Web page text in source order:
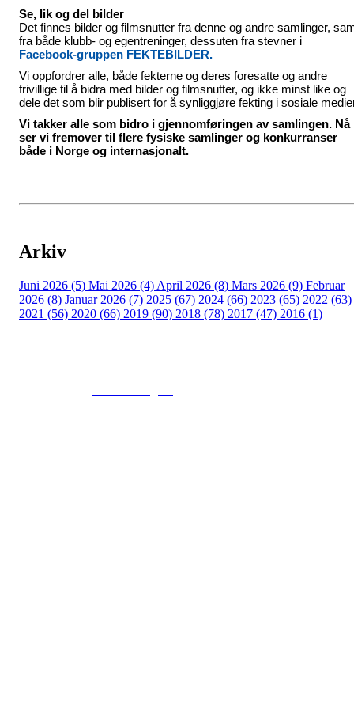
Se, lik og del bilder
Det finnes bilder og filmsnutter fra denne og andre samlinger,
fra både klubb- og egentreninger, dessuten fra stevner i
Facebook-gruppen FEKTEBILDER.
Vi oppfordrer alle, både fekterne og deres foresatte og andre
frivillige til å bidra med bilder og filmsnutter, og ikke minst like og
dele det som blir publisert for å synliggjøre fekting i sosiale
Vi takker alle som bidro i gjennomføringen av samlingen. Nå
ser vi fremover til flere fysiske samlinger og konkurranser
både i Norge og internasjonalt.
Arkiv
Juni 2026 (5) Mai 2026 (4) April 2026 (8) Mars 2026 (9) Februar
2026 (8) Januar 2026 (7) 2025 (67) 2024 (66) 2023 (65) 2022 (63)
2021 (56) 2020 (66) 2019 (90) 2018 (78) 2017 (47) 2016 (1)